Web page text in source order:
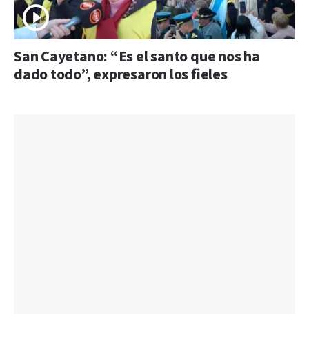
San Cayetano: “Es el santo que nos ha
dado todo”, expresaron los fieles